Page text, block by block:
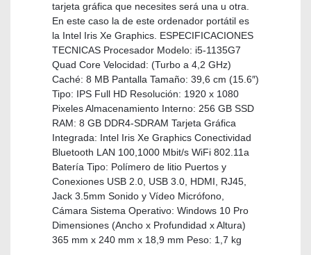
tarjeta gráfica que necesites será una u otra.
En este caso la de este ordenador portátil es
la Intel Iris Xe Graphics. ESPECIFICACIONES
TECNICAS Procesador Modelo: i5-1135G7
Quad Core Velocidad: (Turbo a 4,2 GHz)
Caché: 8 MB Pantalla Tamaño: 39,6 cm (15.6″)
Tipo: IPS Full HD Resolución: 1920 x 1080
Pixeles Almacenamiento Interno: 256 GB SSD
RAM: 8 GB DDR4-SDRAM Tarjeta Gráfica
Integrada: Intel Iris Xe Graphics Conectividad
Bluetooth LAN 100,1000 Mbit/s WiFi 802.11a
Batería Tipo: Polímero de litio Puertos y
Conexiones USB 2.0, USB 3.0, HDMI, RJ45,
Jack 3.5mm Sonido y Vídeo Micrófono,
Cámara Sistema Operativo: Windows 10 Pro
Dimensiones (Ancho x Profundidad x Altura)
365 mm x 240 mm x 18,9 mm Peso: 1,7 kg